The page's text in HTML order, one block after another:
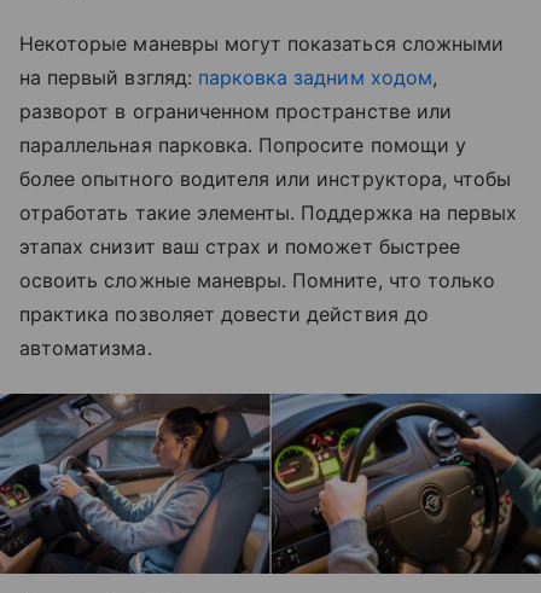
Некоторые маневры могут показаться сложными
на первый взгляд: парковка задним ходом,
разворот в ограниченном пространстве или
параллельная парковка. Попросите помощи у
более опытного водителя или инструктора, чтобы
отработать такие элементы. Поддержка на первых
этапах снизит ваш страх и поможет быстрее
освоить сложные маневры. Помните, что только
практика позволяет довести действия до
автоматизма.